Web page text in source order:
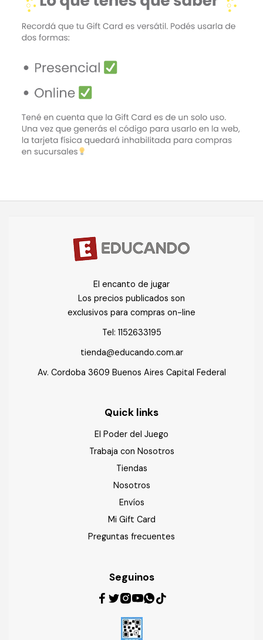
El encanto de jugar
Los precios publicados son
exclusivos para compras on-line
Tel: 1152633195
tienda@educando.com.ar
Av. Cordoba 3609 Buenos Aires Capital Federal
Quick links
El Poder del Juego
Trabaja con Nosotros
Tiendas
Nosotros
Envíos
Mi Gift Card
Preguntas frecuentes
Seguinos